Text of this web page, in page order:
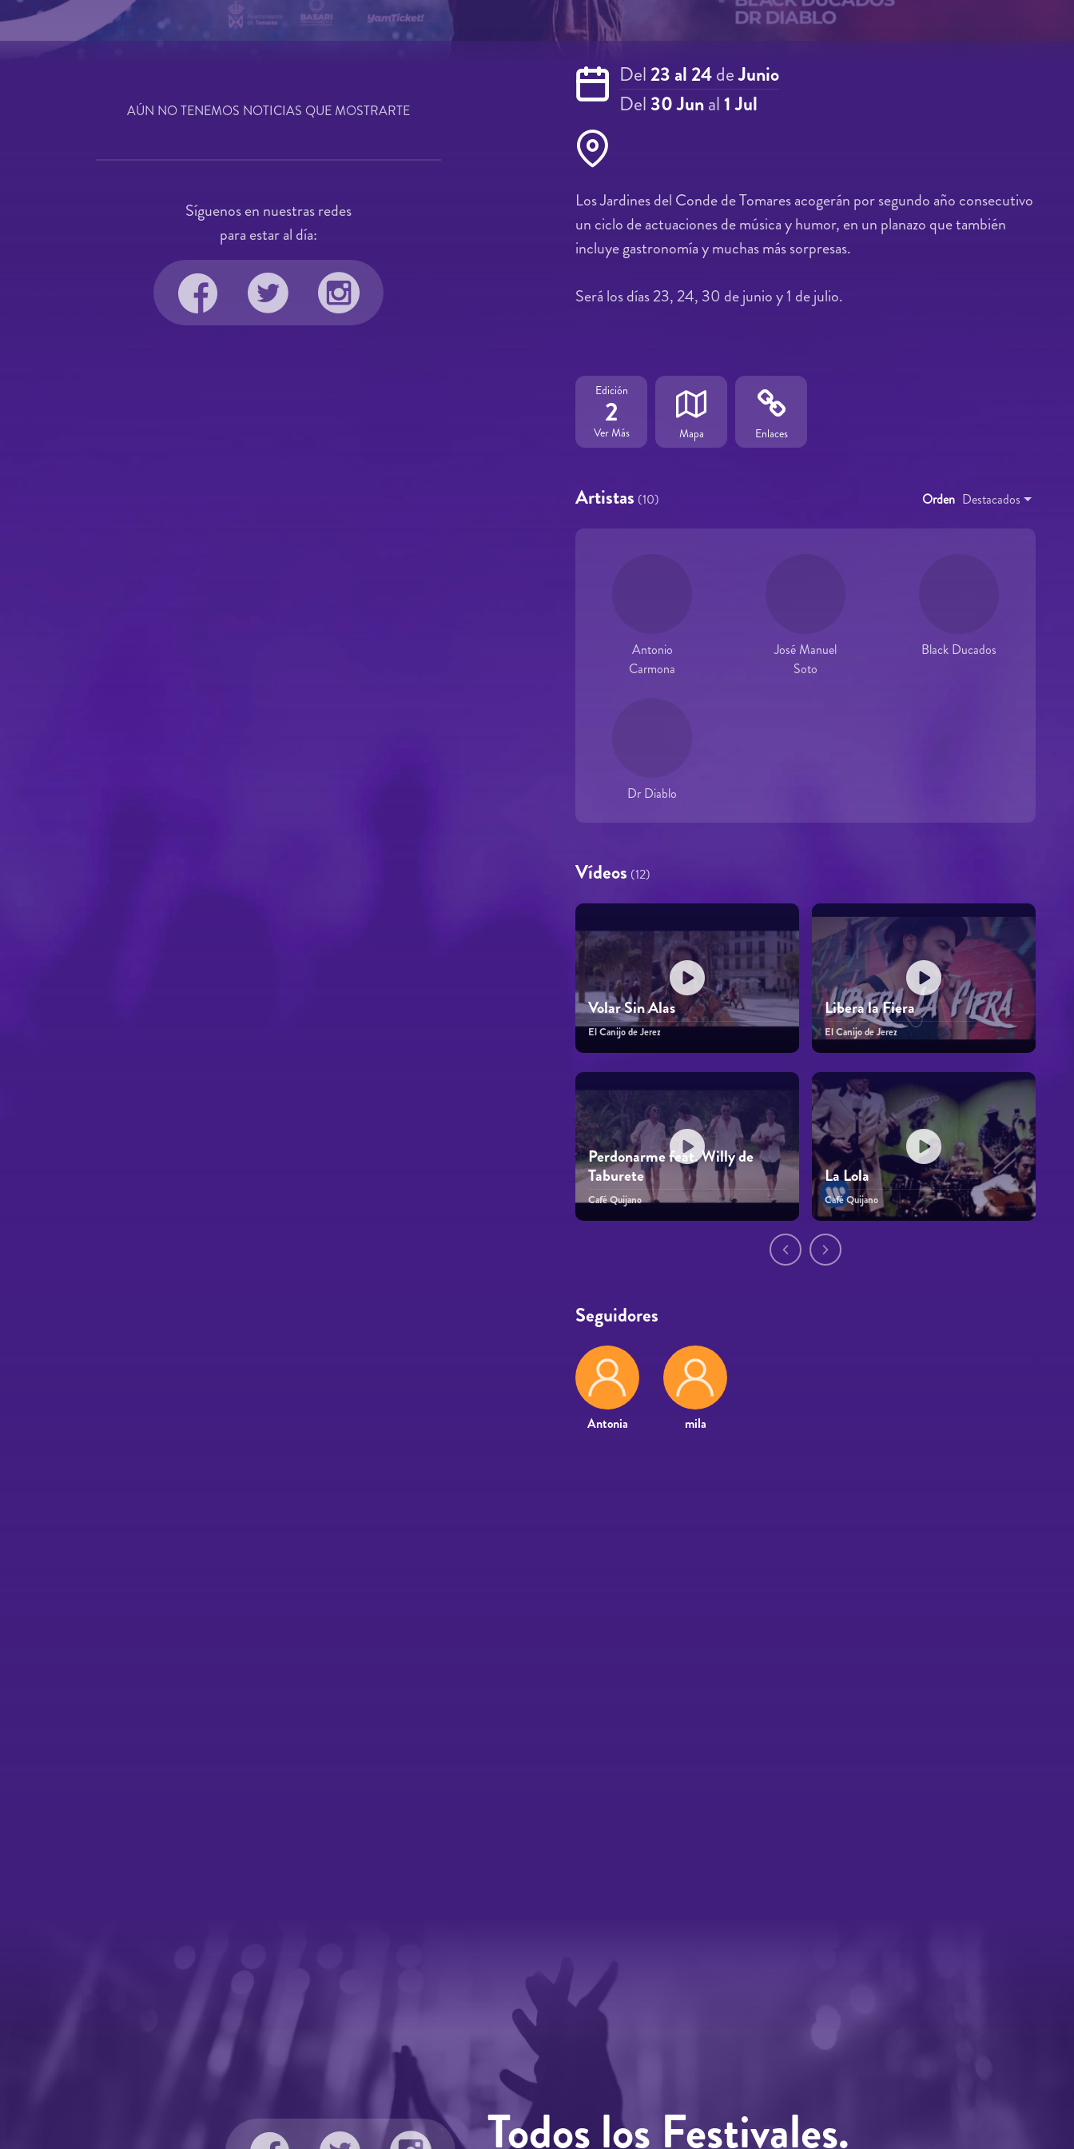
Del23 al 24deJunio
Del 30 Junal1 Jul
Los Jardines del Conde de Tomares acogerán por segundo año consecutivo
un ciclo de actuaciones de música y humor, en un planazo que también
incluye gastronomía y muchas más sorpresas.
Será los días 23, 24, 30 de junio y 1 de julio.
Edición
2
Ver Más Mapa Enlaces
Artistas (10) Orden Destacados
Antonio
Carmona
José Manuel
Soto
Black Ducados
Dr Diablo
Vídeos (12)
Volar Sin Alas
El Canijo de Jerez
Libera la Fiera
El Canijo de Jerez
Perdonarme feat. Willy de
Taburete
Café Quijano
La Lola
Café Quijano
Seguidores
Antonia mila
AÚN NO TENEMOS NOTICIAS QUE MOSTRARTE
Síguenos en nuestras redes
para estar al día:
Todos los Festivales.